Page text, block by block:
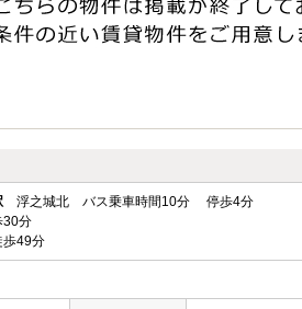
浮之城北 バス乗車時間10分 停歩4分
分
49分